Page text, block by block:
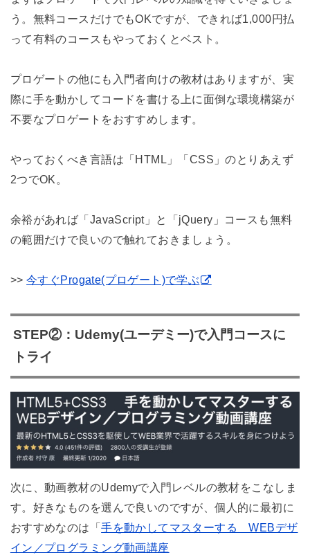
う。無料コースだけでもOKですが、できれば1,000円払
って有料のコースもやっておくとベスト。
プロゲートの他にも入門者向けの教材はありますが、実
際に手を動かしてコードを書ける上に面倒な環境構築が
不要なプロゲートをおすすめします。
やっておくべき言語は「HTML」「CSS」のとりあえず
2つでOK。
余裕があれば「JavaScript」と「jQuery」コースも無料
の範囲だけで良いので触れておきましょう。
>>今すぐProgate(プロゲート)で学ぶ
STEP②：Udemy(ユーデミー)で入門コースに
トライ
次に、動画教材のUdemyで入門レベルの教材をこなしま
す。好きなものを選んで良いのですが、個人的に最初に
おすすめなのは「手を動かしてマスターする WEBデザ
イン／プログラミング動画講座